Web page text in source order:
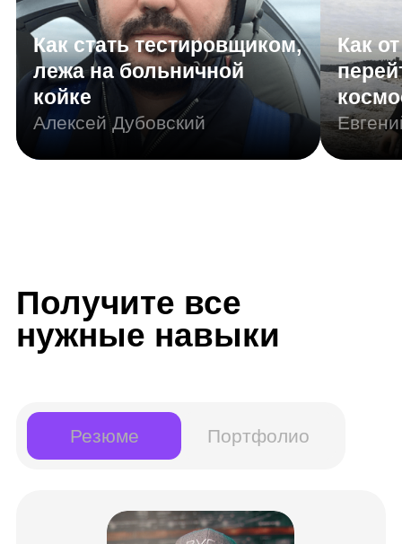
Резюме Портфолио
Junior 3D-художник
Другие названия вашей профессии:
Инструменты:
Houdini
Blender